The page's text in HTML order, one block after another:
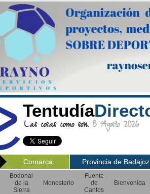
Tentudía
Las cosas como son. 8 Agosto 2026
Comarca Provincia de Badajoz
Bodonal
de la
Sierra
Monesterio
Fuente
de
Cantos
Bienvenida